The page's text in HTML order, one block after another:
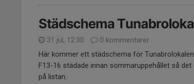
Städschema
31 jul, 12:30
0 kommentarer
Här kommer ett städschema för
F13-16 städade innan sommaruppehållet så
på listan.